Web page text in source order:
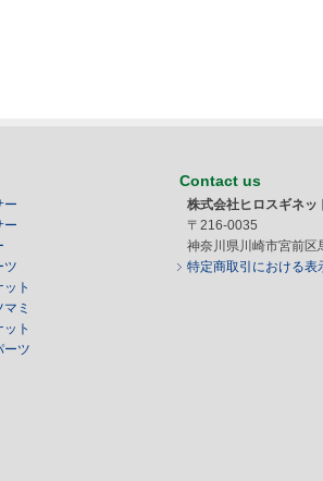
ー
ー
ツ
ト
ミ
ト
ーツ
Contact us
株式会社ヒロスギネッ
〒216-0035
神奈川県川崎市宮前区
特定商取引における表